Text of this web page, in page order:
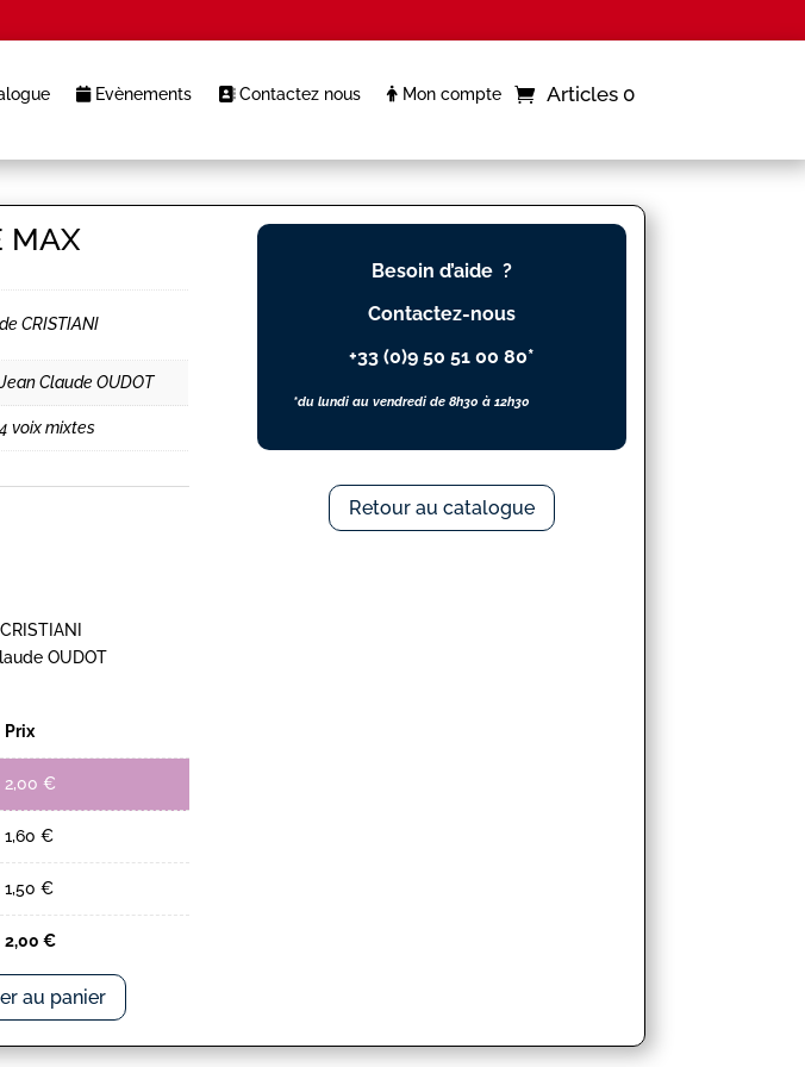
Evènements Contactez nous Mon compte Articles 0
MAX
de CRISTIANI
Jean Claude OUDOT
4 voix mixtes
OUDOT
Prix
2,00 €
1,60 €
1,50 €
2,00 €
au panier
Besoin d’aide ?
Contactez-nous
+33 (0)9 50 51 00 80*
*du lundi au vendredi de 8h30 à 12h30
Retour au catalogue